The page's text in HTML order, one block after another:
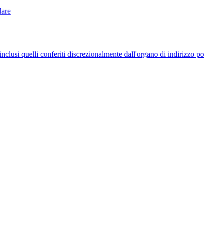
quelli conferiti discrezionalmente dall'organo di indirizzo